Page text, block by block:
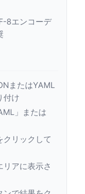
8エンコーデ
またはYAML
付け
」または
クリックして
リアに表示さ